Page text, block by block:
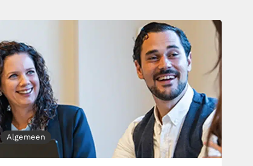
geheime energiebom […]
Algemeen